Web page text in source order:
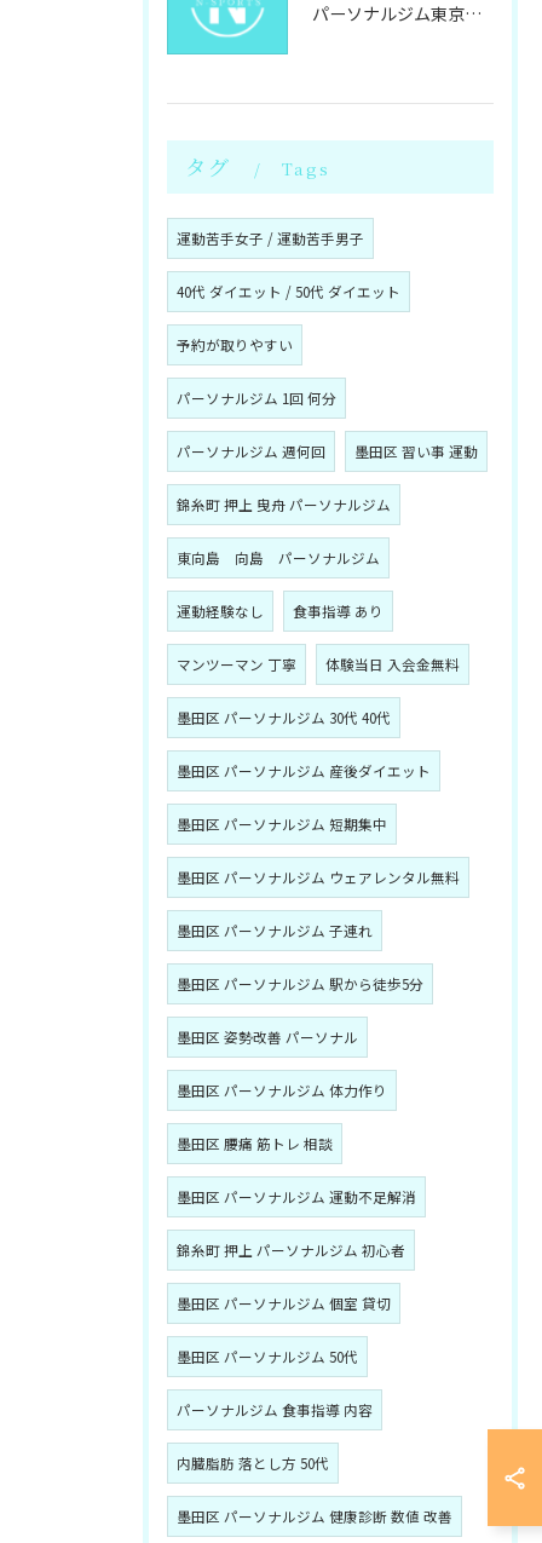
パーソナルジム東京都墨田区八広でキックボクシングパーソナルの通い方と料金を徹底解説
タグ Tags
運動苦手女子 / 運動苦手男子
40代 ダイエット / 50代 ダイエット
予約が取りやすい
パーソナルジム 1回 何分
パーソナルジム 週何回 墨田区 習い事 運動
錦糸町 押上 曳舟 パーソナルジム
東向島 向島 パーソナルジム
運動経験なし 食事指導 あり
マンツーマン 丁寧 体験当日 入会金無料
墨田区 パーソナルジム 30代 40代
墨田区 パーソナルジム 産後ダイエット
墨田区 パーソナルジム 短期集中
墨田区 パーソナルジム ウェアレンタル無料
墨田区 パーソナルジム 子連れ
墨田区 パーソナルジム 駅から徒歩5分
墨田区 姿勢改善 パーソナル
墨田区 パーソナルジム 体力作り
墨田区 腰痛 筋トレ 相談
墨田区 パーソナルジム 運動不足解消
錦糸町 押上 パーソナルジム 初心者
墨田区 パーソナルジム 個室 貸切
墨田区 パーソナルジム 50代
パーソナルジム 食事指導 内容
内臓脂肪 落とし方 50代
墨田区 パーソナルジム 健康診断 数値 改善